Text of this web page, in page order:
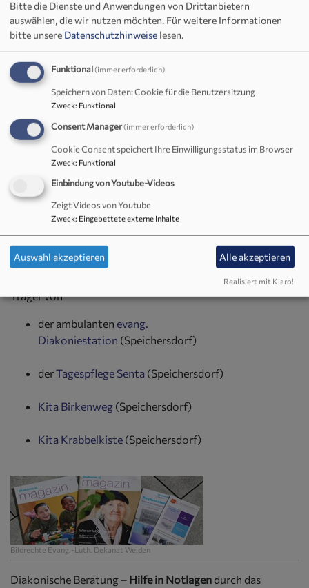
Bildrechte Ev.-luth. Kirchengemeinde Neustadt am Kulm
Evang. Diakonieverein Neustadt am Kulm:
Träger des Kindergartens mit Kinderkrippe, dem „
kleinen Füße
BildrechteEv. Diakonieverein Speichersdorf
Evang. Diakonieverein Speichersdorf
Träger von
der ambulanten evang.
Diakoniestation (Speichersdorf)
derTagespflege Senta (Speichersdorf)
Kita Birkenweg (Speichersdorf)
Kita Krabbelkiste (Speichersdorf)
Bildrechte Evang.-Luth. Dekanat Weiden
Diakonische Beratung – Hilfe in Notlagen durch das
Bitte die Dienste und Anwendungen von Drittanbietern
auswählen, die wir nutzen möchten. Für weitere Informationen
bitte unsere Datenschutzhinweise lesen.
Funktional(immer erforderlich)
Speichern von Daten: Cookie für die Benutzersitzung
Zweck: Funktional
Consent Manager(immer erforderlich)
Cookie Consent speichert Ihre Einwilligungsstatus im Browser
Zweck: Funktional
Einbindung von Youtube-Videos
Zeigt Videos von Youtube
Zweck: Eingebettete externe Inhalte
Auswahl akzeptieren Alle akzeptieren
Realisiert mit Klaro!